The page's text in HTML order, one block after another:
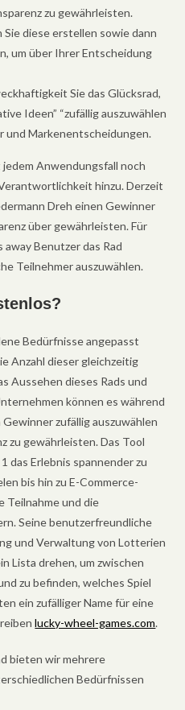
zu gewährleisten.
diese erstellen sowie dann
um über Ihrer Entscheidung
Sie das Glücksrad,
Ideen” “zufällig auszuwählen
und Markenentscheidungen.
Anwendungsfall noch
hinzu. Derzeit
Dreh einen Gewinner
über gewährleisten. Für
Benutzer das Rad
Teilnehmer auszuwählen.
Bedürfnisse angepasst
Anzahl dieser gleichzeitig
Aussehen dieses Rads und
können es während
zufällig auszuwählen
zu gewährleisten. Das Tool
das Erlebnis spannender zu
bis hin zu E-Commerce-
Teilnahme und die
Seine benutzerfreundliche
und Verwaltung von Lotterien
Lista drehen, um zwischen
zu befinden, welches Spiel
ein zufälliger Name für eine
lucky-wheel-games.com.
bieten wir mehrere
Bedürfnissen